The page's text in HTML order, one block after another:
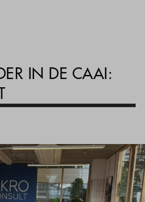
IN DE CAAI: